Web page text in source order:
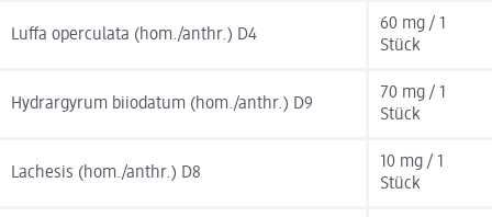
Luffa operculata (hom./anthr.) D4
60 mg / 1
Stück
Hydrargyrum biiodatum (hom./anthr.) D9
70 mg / 1
Stück
Lachesis (hom./anthr.) D8
10 mg / 1
Stück